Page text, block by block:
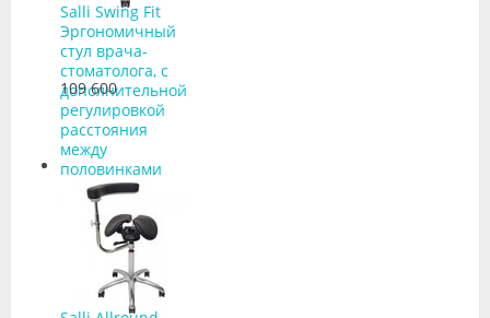
Salli Swing Fit
Эргономичный
стул врача-
стоматолога, с
дополнительной
регулировкой
расстояния
между
половинками
сиденья
109 600